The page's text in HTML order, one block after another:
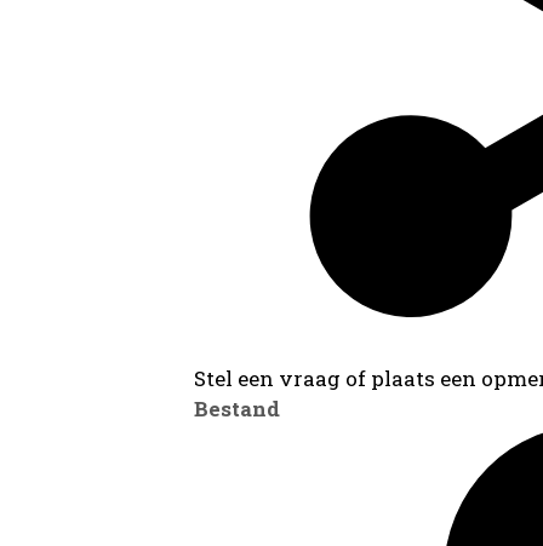
Stel een vraag of plaats een
Bestand